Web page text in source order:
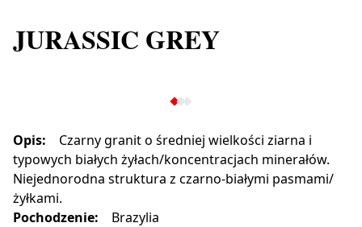
JURASSIC GREY
Opis:
Czarny granit o średniej wielkości ziarna i
typowych białych żyłach/koncentracjach minerałów.
Niejednorodna struktura z czarno-białymi pasmami/
żyłkami.
Pochodzenie:
Brazylia